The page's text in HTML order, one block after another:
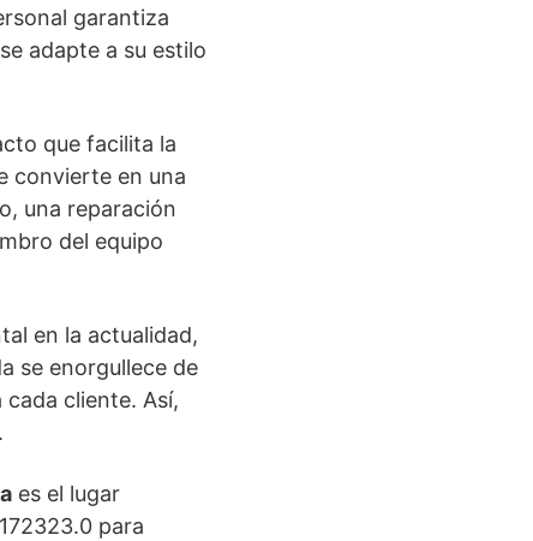
garantiza
adapte a su estilo
que facilita la
convierte en una
una reparación
del equipo
en la actualidad,
se enorgullece de
cliente. Así,
es el lugar
para